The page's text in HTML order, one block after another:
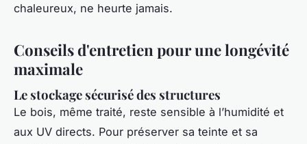
chaleureux, ne heurte jamais.
Conseils d'entretien pour une longévité
maximale
Le stockage sécurisé des structures
Le bois, même traité, reste sensible à l’humidité et
aux UV directs. Pour préserver sa teinte et sa